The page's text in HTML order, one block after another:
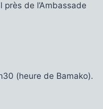
de l’Ambassade
(heure de Bamako).